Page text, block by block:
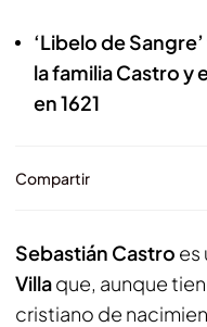
‘Libelo de
la familia Castro y
en 1621
Compartir
Sebastián Castro es
Villaque, aunque
cristiano de